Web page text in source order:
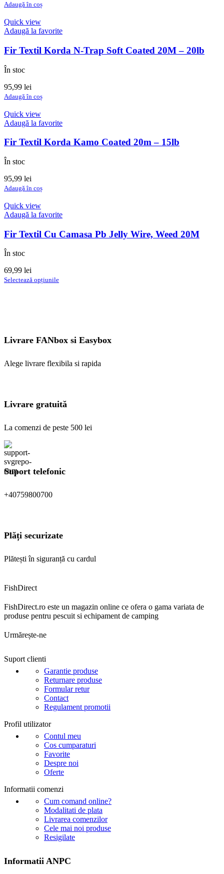
Adaugă în coș
Quick view
Adaugă la favorite
Fir Textil Korda N-Trap Soft Coated 20M – 20lb
În stoc
95,99 lei
Adaugă în coș
Quick view
Adaugă la favorite
Fir Textil Korda Kamo Coated 20m – 15lb
În stoc
95,99 lei
Adaugă în coș
Quick view
Adaugă la favorite
Fir Textil Cu Camasa Pb Jelly Wire, Weed 20M
În stoc
69,99 lei
Selectează opțiunileAcest
pot
alese
în
Livrare FANbox si Easybox
Alege livrare flexibila si rapida
Livrare gratuită
La comenzi de peste 500 lei
Suport telefonic
+40759800700
Plăți securizate
Plătești în siguranță cu cardul
FishDirect
FishDirect.ro este un magazin online ce ofera o gama variata de
produse pentru pescuit si echipament de camping
Urmărește-ne
Suport clienti
Garantie produse
Returnare produse
Formular retur
Contact
Regulament promotii
Profil utilizator
Contul meu
Cos cumparaturi
Favorite
Despre noi
Oferte
Informatii comenzi
Cum comand online?
Modalitati de plata
Livrarea comenzilor
Cele mai noi produse
Resigilate
Informatii ANPC